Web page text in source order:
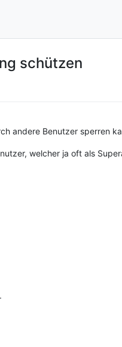
schützen
andere Benutzer sperren
welcher ja oft als